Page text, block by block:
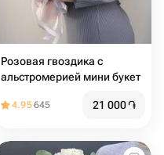
Розовая гвоздика с
альстромерией мини букет
4.95645 21 000֏